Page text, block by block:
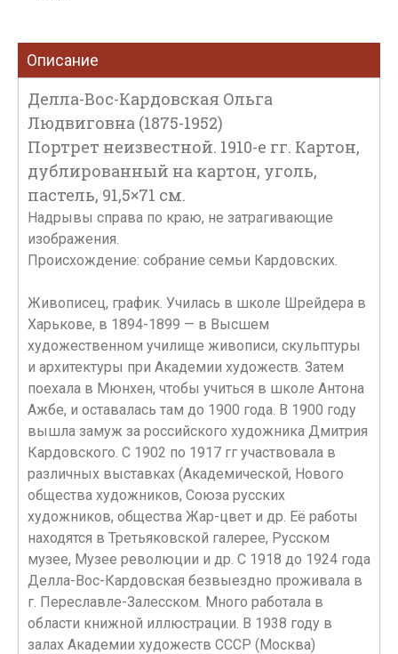
Описание
Делла-Вос-Кардовская Ольга
Людвиговна (1875-1952)
Портрет неизвестной. 1910-е гг. Картон,
дублированный на картон, уголь,
пастель, 91,5×71 см.
Надрывы справа по краю, не затрагивающие
изображения.
Происхождение: собрание семьи Кардовских.
Живописец, график. Училась в школе Шрейдера в
Харькове, в 1894-1899 — в Высшем
художественном училище живописи, скульптуры
и архитектуры при Академии художеств. Затем
поехала в Мюнхен, чтобы учиться в школе Антона
Ажбе, и оставалась там до 1900 года. В 1900 году
вышла замуж за российского художника Дмитрия
Кардовского. С 1902 по 1917 гг участвовала в
различных выставках (Академической, Нового
общества художников, Союза русских
художников, общества Жар-цвет и др. Её работы
находятся в Третьяковской галерее, Русском
музее, Музее революции и др. С 1918 до 1924 года
Делла-Вос-Кардовская безвыездно проживала в
г. Переславле-Залесском. Много работала в
области книжной иллюстрации. В 1938 году в
залах Академии художеств СССР (Москва)